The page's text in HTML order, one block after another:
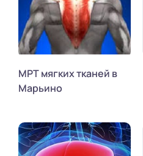
МРТ мягких тканей в
Марьино